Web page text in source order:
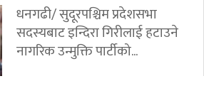
धनगढी/ सुदूरपश्चिम प्रदेशसभा
सदस्यबाट इन्दिरा गिरीलाई हटाउने
नागरिक उन्मुक्ति पार्टीको...